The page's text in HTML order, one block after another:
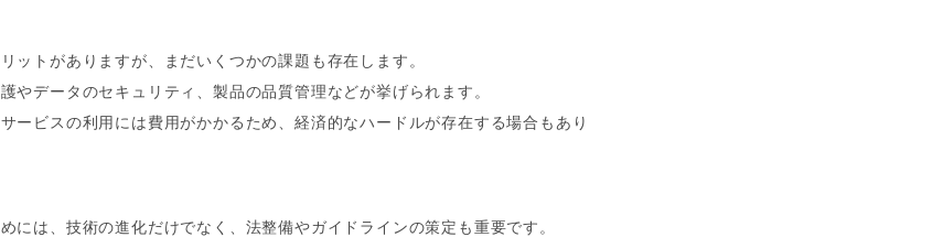
ットがありますが、まだいくつかの課題も存在します。
やデータのセキュリティ、製品の品質管理などが挙げられます。
ービスの利用には費用がかかるため、経済的なハードルが存在する場合もあり
には、技術の進化だけでなく、法整備やガイドラインの策定も重要です。